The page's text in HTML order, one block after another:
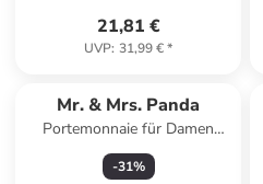
21,81 €
UVP: 31,99 €*
Mr. & Mrs. Panda
Portemonnaie für Damen
Erdmännchen ohne Spruch in
Weiß
-31%